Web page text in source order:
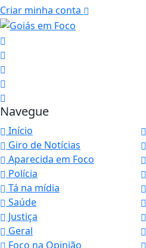
Criar minha conta
Navegue
Início
Giro de Notícias
Aparecida em Foco
Polícia
Tá na mídia
Saúde
Justiça
Geral
Foco na Opinião